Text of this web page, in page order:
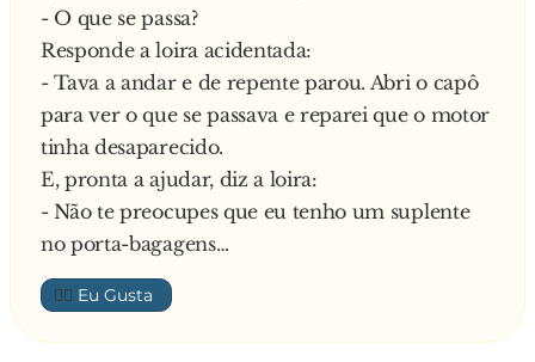
- O que se passa?
Responde a loira acidentada:
- Tava a andar e de repente parou. Abri o capô
para ver o que se passava e reparei que o motor
tinha desaparecido.
E, pronta a ajudar, diz a loira:
- Não te preocupes que eu tenho um suplente
no porta-bagagens…
👍🏼